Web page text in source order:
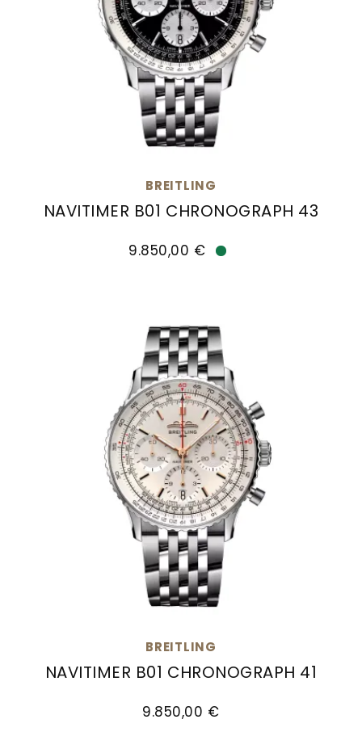
BREITLING
NAVITIMER B01 CHRONOGRAPH 43
9.850,00 €
BREITLING
NAVITIMER B01 CHRONOGRAPH 41
9.850,00 €